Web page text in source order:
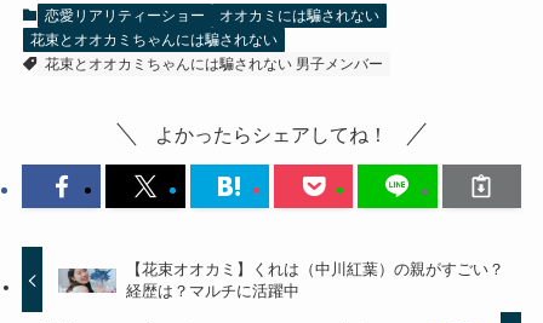
恋愛リアリティーショー
オオカミには騙されない
花束とオオカミちゃんには騙されない
花束とオオカミちゃんには騙されない 男子メンバー
よかったらシェアしてね！
【花束オオカミ】くれは（中川紅葉）の親がすごい？
経歴は？マルチに活躍中